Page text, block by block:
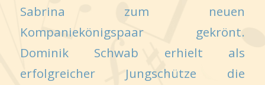
Sabrina zum neuen
Kompaniekönigspaar gekrönt.
Dominik Schwab erhielt als
erfolgreicher Jungschütze die